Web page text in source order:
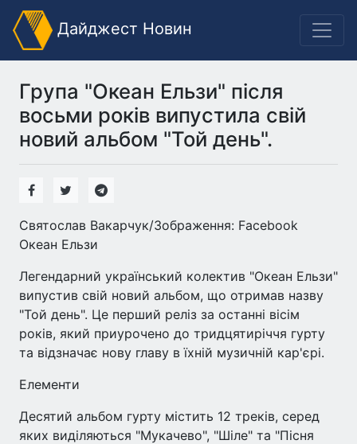
Дайджест Новин
Група "Океан Ельзи" після
восьми років випустила свій
новий альбом "Той день".
Святослав Вакарчук/Зображення: Facebook
Океан Ельзи
Легендарний український колектив "Океан Ельзи"
випустив свій новий альбом, що отримав назву
"Той день". Це перший реліз за останні вісім
років, який приурочено до тридцятиріччя гурту
та відзначає нову главу в їхній музичній кар'єрі.
Елементи
Десятий альбом гурту містить 12 треків, серед
яких виділяються "Мукачево", "Шіле" та "Пісня